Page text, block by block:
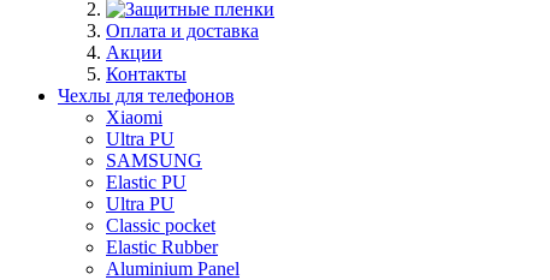
Оплата и доставка
Акции
Контакты
Чехлы для телефонов
Xiaomi
Ultra PU
SAMSUNG
Elastic PU
Ultra PU
Classic pocket
Elastic Rubber
Aluminium Panel